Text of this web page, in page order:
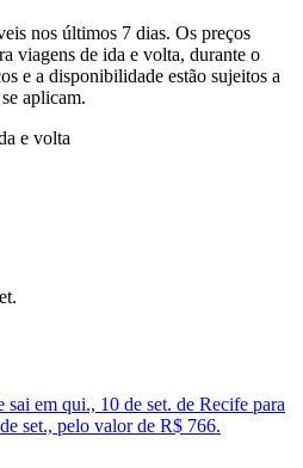
nos últimos 7 dias. Os preços
viagens de ida e volta, durante o
e a disponibilidade estão sujeitos a
aplicam.
e volta
em qui., 10 de set. de Recife para
set., pelo valor de R$ 766.